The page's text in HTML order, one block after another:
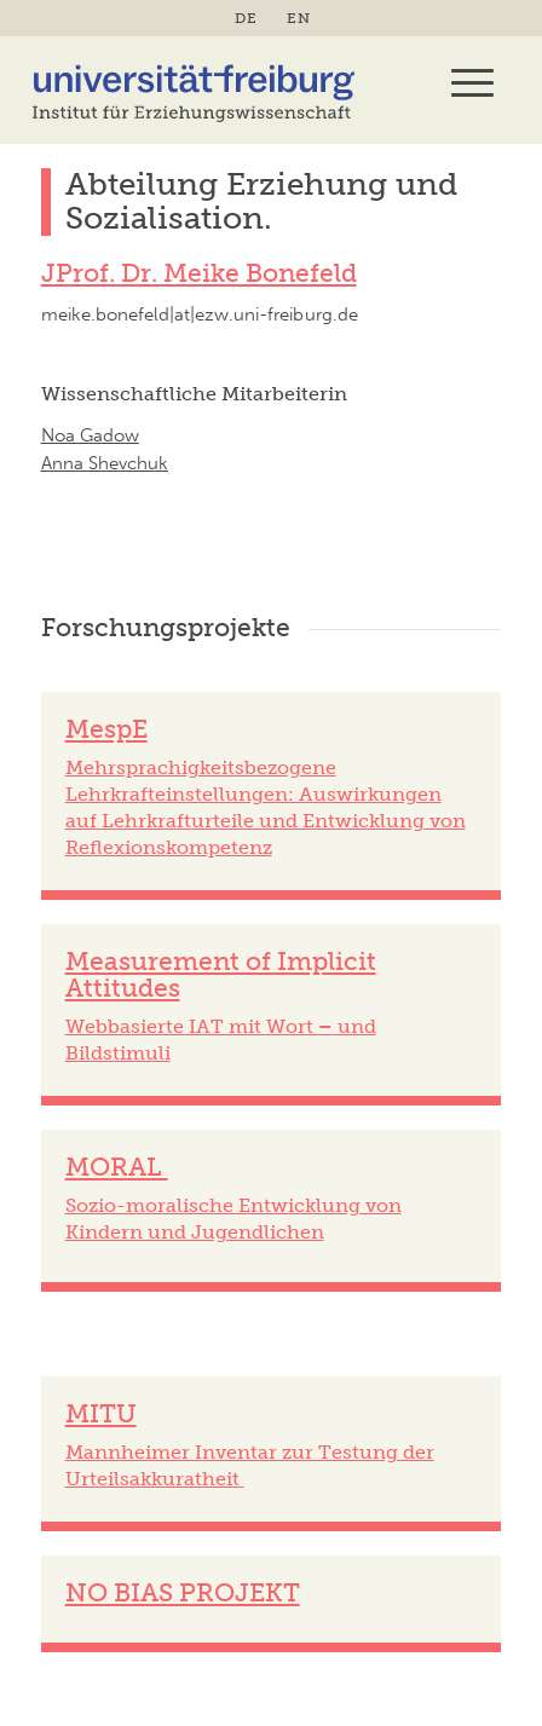
DE EN
Abteilung Erziehung und
Sozialisation.
JProf. Dr. Meike Bonefeld
meike.bonefeld|at|ezw.uni-freiburg.de
Wissenschaftliche Mitarbeiterin
Noa Gadow
Anna Shevchuk
Forschungsprojekte
MespE
Mehrsprachigkeitsbezogene
Lehrkrafteinstellungen: Auswirkungen
auf Lehrkrafturteile und Entwicklung von
Reflexionskompetenz
Measurement of Implicit
Attitudes
Webbasierte IAT mit Wort – und
Bildstimuli
MORAL
Sozio-moralische Entwicklung von
Kindern und Jugendlichen
MITU
Mannheimer Inventar zur Testung der
Urteilsakkuratheit
NO BIAS PROJEKT